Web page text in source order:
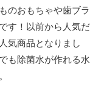
のおもちゃや歯ブラ
す！以前から人気だ
気商品となりまし
も除菌水が作れる水